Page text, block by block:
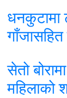
सेतो
महिलाको